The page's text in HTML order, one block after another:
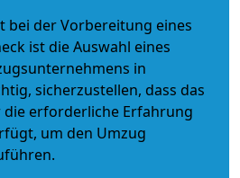
bei der Vorbereitung eines
ist die Auswahl eines
in
sicherzustellen, dass das
erforderliche Erfahrung
um den Umzug